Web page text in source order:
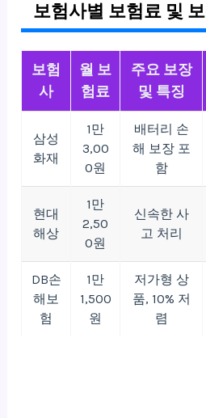
보험사별 보험료 및
보험
사
월 보
험료
주요 보장
및 특징
삼성
화재
1만
3,00
0원
배터리 손
해 보장 포
함
현대
해상
1만
2,50
0원
신속한 사
고 처리
DB손
해보
험
1만
1,500
원
저가형 상
품, 10% 저
렴